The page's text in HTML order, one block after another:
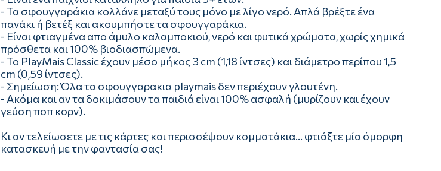
- Τα σφουγγαράκια κολλάνε μεταξύ τους μόνο με λίγο νερό. Απλά βρέξτε ένα
πανάκι ή βετέξ και ακουμπήστε τα σφουγγαράκια.
- Είναι φτιαγμένα απο άμυλο καλαμποκιού, νερό και φυτικά χρώματα, χωρίς χημικά
πρόσθετα και 100% βιοδιασπώμενα.
- Το PlayMais Classic έχουν μέσο μήκος 3 cm (1,18 ίντσες) και διάμετρο περίπου 1,5
cm (0,59 ίντσες).
- Σημείωση: Όλα τα σφουγγαρακια playmais δεν περιέχουν γλουτένη.
- Ακόμα και αν τα δοκιμάσουν τα παιδιά είναι 100% ασφαλή (μυρίζουν και έχουν
γεύση ποπ κορν).
Κι αν τελείωσετε με τις κάρτες και περισσέψουν κομματάκια... φτιάξτε μία όμορφη
κατασκευή με την φαντασία σας!